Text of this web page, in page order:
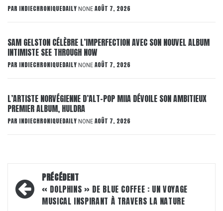
PAR INDIECHRONIQUEDAILY NONE AOÛT 7, 2026
SAM GELSTON CÉLÈBRE L’IMPERFECTION AVEC SON NOUVEL ALBUM
INTIMISTE SEE THROUGH NOW
PAR INDIECHRONIQUEDAILY NONE AOÛT 7, 2026
L’ARTISTE NORVÉGIENNE D’ALT-POP MIIA DÉVOILE SON AMBITIEUX
PREMIER ALBUM, HULDRA
PAR INDIECHRONIQUEDAILY NONE AOÛT 7, 2026
Navigation
d’article
PRÉCÉDENT
« DOLPHINS » DE BLUE COFFEE : UN VOYAGE
MUSICAL INSPIRANT À TRAVERS LA NATURE